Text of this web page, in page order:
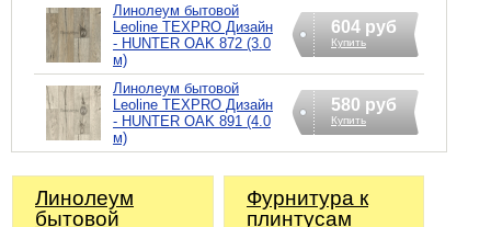
Линолеум бытовой
Leoline TEXPRO Дизайн
- HUNTER OAK 872 (3.0
м)
604 руб
Купить
Линолеум бытовой
Leoline TEXPRO Дизайн
- HUNTER OAK 891 (4.0
м)
580 руб
Купить
Линолеум
бытовой
Фурнитура к
плинтусам